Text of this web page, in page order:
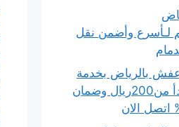
لـأسرع وأضمن نقل
بالرياض بخدمة
احترافية وأسعار تبدأ من200ريال وضمان